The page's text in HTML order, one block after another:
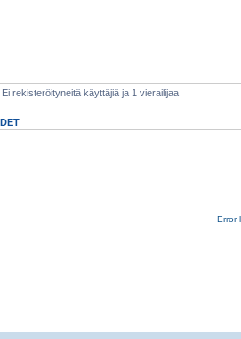
rekisteröityneitä käyttäjiä ja 1 vierailijaa
Error